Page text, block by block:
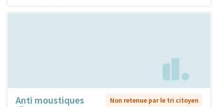
Anti moustiques
Non retenue par le tri citoyen